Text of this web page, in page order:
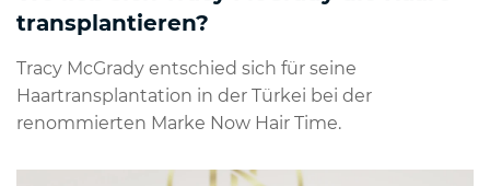
transplantieren?
Tracy McGrady entschied sich für seine
Haartransplantation in der Türkei bei der
renommierten Marke Now Hair Time.